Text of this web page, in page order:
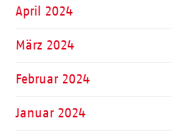
April 2024
März 2024
Februar 2024
Januar 2024